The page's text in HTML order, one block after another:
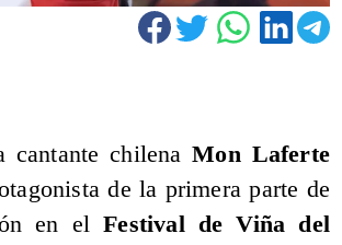
cantante chilenaMon Laferte
de la primera parte de
en elFestival de Viña del